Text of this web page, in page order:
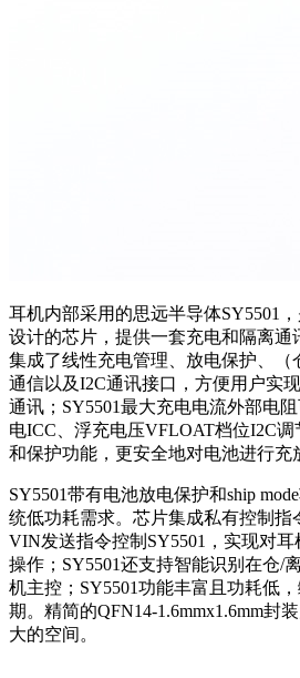
耳机内部采用的思远半导体SY5501
设计的芯片，提供一套充电和隔离通
集成了线性充电管理、放电保护、（
通信以及I2C通讯接口，方便用户实
通讯；SY5501最大充电电流外部电
电ICC、浮充电压VFLOAT档位I2C
和保护功能，更安全地对电池进行充
SY5501带有电池放电保护和ship
统低功耗需求。芯片集成私有控制指
VIN发送指令控制SY5501，实现对
操作；SY5501还支持智能识别在仓/
机主控；SY5501功能丰富且功耗低
期。精简的QFN14-1.6mmx1.6mm封
大的空间。